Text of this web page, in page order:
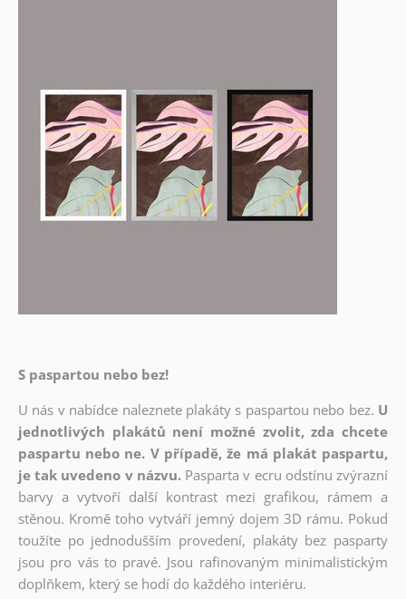
S paspartou nebo bez!
U nás v nabídce naleznete plakáty s paspartou nebo bez. U
jednotlivých plakátů není možné zvolit, zda chcete
paspartu nebo ne. V případě, že má plakát paspartu,
je tak uvedeno v názvu. Pasparta v ecru odstínu zvýrazní
barvy a vytvoří další kontrast mezi grafikou, rámem a
stěnou. Kromě toho vytváří jemný dojem 3D rámu. Pokud
toužíte po jednodušším provedení, plakáty bez pasparty
jsou pro vás to pravé. Jsou rafinovaným minimalistickým
doplňkem, který se hodí do každého interiéru.